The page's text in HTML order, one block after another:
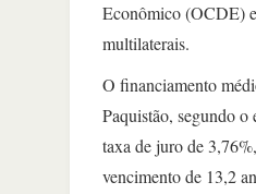
Econômico (OCDE)
multilaterais.
O financiamento
Paquistão, segundo o
taxa de juro de
vencimento de 13,2